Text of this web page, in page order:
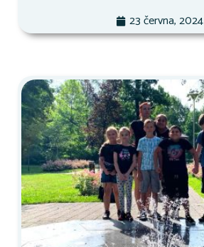
23 června, 2024